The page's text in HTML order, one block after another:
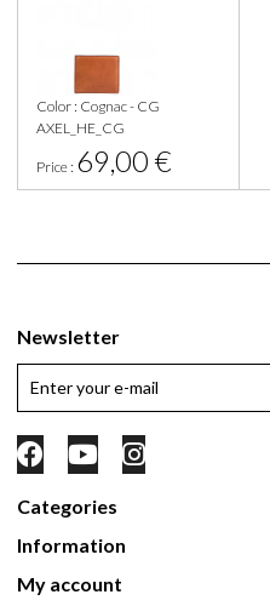
Color : Cognac - CG
AXEL_HE_CG
Price : 69,00 €
Newsletter
Categories
Information
My account